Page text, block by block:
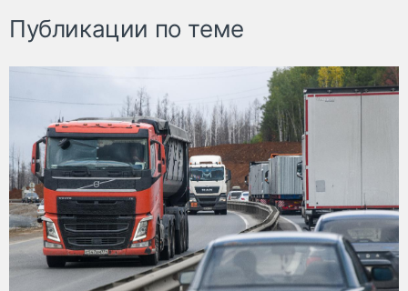
Публикации по теме